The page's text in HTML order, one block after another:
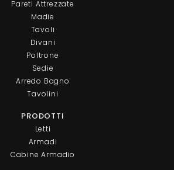
Pareti Attrezzate
Madie
Tavoli
Divani
Poltrone
Sedie
Arredo Bagno
Tavolini
PRODOTTI
Letti
Armadi
Cabine Armadio